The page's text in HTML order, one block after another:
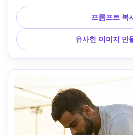
반사, 야외 좌석 구역. 의상: 솔리드
또는 화이트), 맞춤형 바지, 시계, 실
임-커피 순간: 야외 테이블에 앉아,
피 컵을 들고, 눈은 매력적인 미소, 따
분위기를 조성한다. 아래쪽 프레임-
이블에 놓고, 옆으로 바라보고, 사려
운 밤빛. 조명: 따뜻한 카페 펜던트
명, 가로등의 자연적인 보크. 카메라
직한 촬영, 불완전한 프레임, 실제 순
타일, 조용한 저녁, 현대 카페 문화,
인 프롬프트: 스튜디오 조명, 뷰티
한 가공, 상연 패션
프롬프트 복
유사한 이미지 만